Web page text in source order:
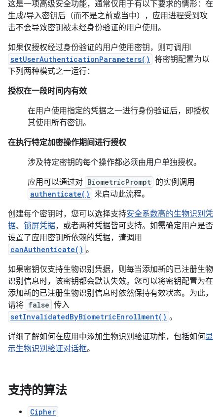
这是一项高级安全功能，通常仅用于有以下要求的情形：在
生成/导入密钥后（而不是之前或当中），应用进程受到攻
击不会导致密钥被未经身份验证的用户使用。
如果仅授权经过身份验证的用户使用密钥，则可调用l
setUserAuthenticationParameters() 将密钥配置为以
下列两种模式之一运行：
授权在一段时间内有效
在用户使用指定的凭据之一进行身份验证后，即授权
其使用所有密钥。
在执行特定加密操作期间进行授权
涉及特定密钥的每个操作都必须由用户单独授权。
应用可以通过对 BiometricPrompt 的实例调用
authenticate() 来启动此流程。
创建每个密钥时，您可以选择支持安全系数高的生物识别凭
据、 锁屏凭据，或者两种凭据皆可支持。如需确定用户是否
设置了应用密钥所依赖的凭据，请调用
canAuthenticate() 。
如果密钥仅支持生物识别凭据，则每当添加新的已注册生物
识别信息时，该密钥都会默认失效。您可以将密钥配置为在
添加新的已注册生物识别信息时依然保持有效状态。为此，
请将 false 传入
setInvalidatedByBiometricEnrollment() 。
详细了解如何在应用中添加生物识别验证功能，包括如何显
示生物识别验证对话框。
支持的算法
Cipher